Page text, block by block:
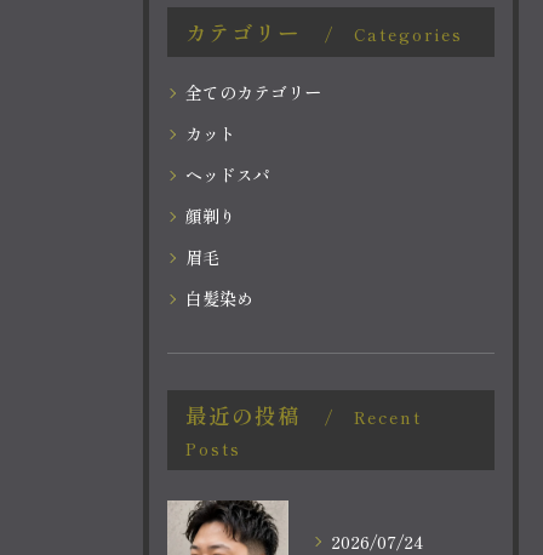
カテゴリー Categories
全てのカテゴリー
カット
ヘッドスパ
顔剃り
眉毛
白髪染め
最近の投稿
Recent
Posts
2026/07/24